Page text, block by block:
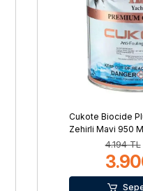
Cukote Biocide
Zehirli Mavi 950
4.194 TL